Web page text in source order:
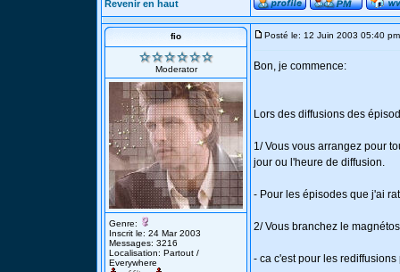
Revenir en haut
fio
Moderator
Genre:
Inscrit le: 24 Mar 2003
Messages: 3216
Localisation: Partout /
Everywhere
Posté le: 12 Juin 2003 05:40 pm
Bon, je commence:
Lors des diffusions des
1/ Vous vous arrangez pour
jour ou l'heure de diffusion.
- Pour les épisodes que j'ai
2/ Vous branchez le
- ca c'est pour les